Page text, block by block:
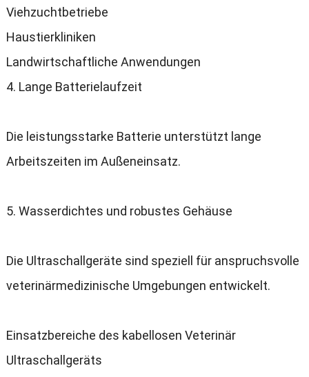
Viehzuchtbetriebe
Haustierkliniken
Landwirtschaftliche Anwendungen
4. Lange Batterielaufzeit
Die leistungsstarke Batterie unterstützt lange
Arbeitszeiten im Außeneinsatz.
5. Wasserdichtes und robustes Gehäuse
Die Ultraschallgeräte sind speziell für anspruchsvolle
veterinärmedizinische Umgebungen entwickelt.
Einsatzbereiche des kabellosen Veterinär
Ultraschallgeräts